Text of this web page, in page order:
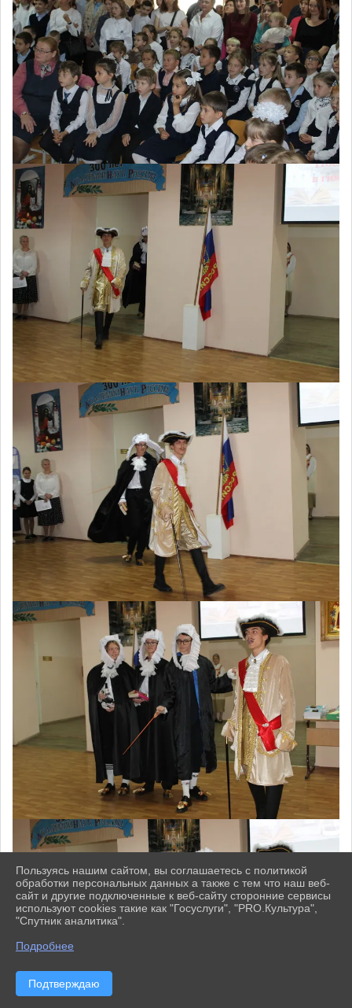
Пользуясь нашим сайтом, вы соглашаетесь с политикой
обработки персональных данных а также с тем что наш веб-
сайт и другие подключенные к веб-сайту сторонние сервисы
используют cookies такие как "Госуслуги", "PRO.Культура",
"Спутник аналитика".
Подробнее
Подтверждаю